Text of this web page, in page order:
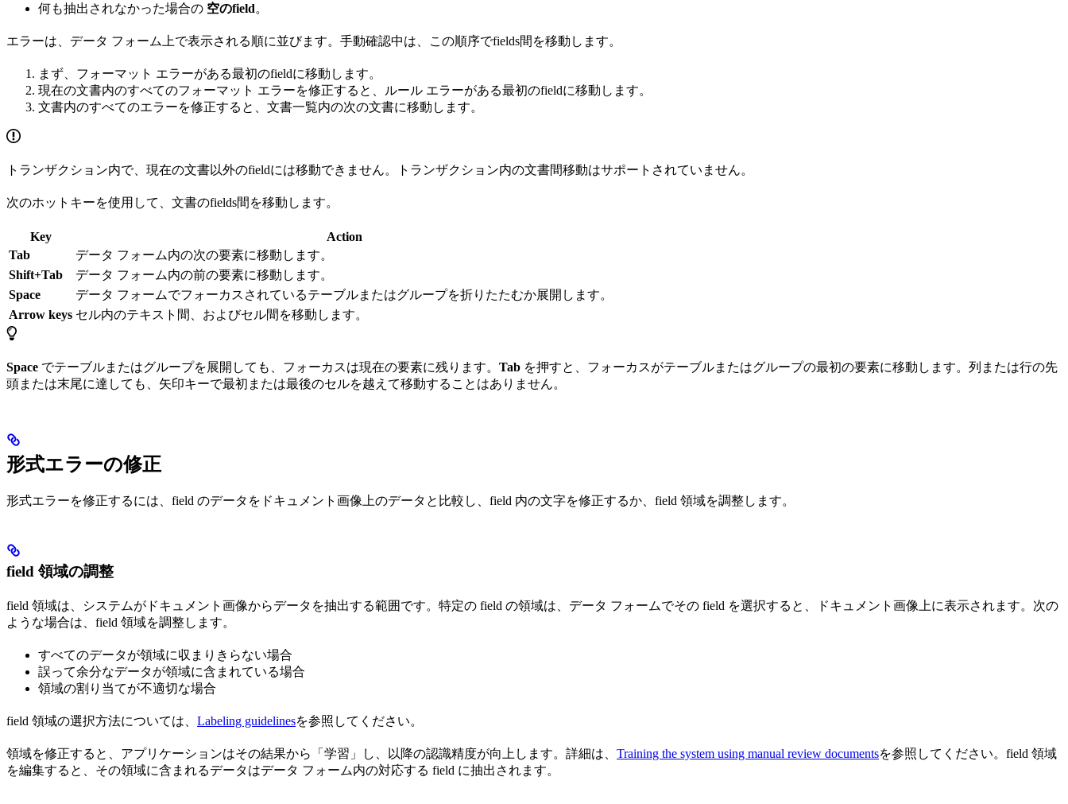
何も抽出されなかった場合の 空のfield。
エラーは、データ フォーム上で表示される順に並びます。手動確認中は、この順序でfields間を移動します。
まず、フォーマット エラーがある最初のfieldに移動します。
現在の文書内のすべてのフォーマット エラーを修正すると、ルール エラーがある最初のfieldに移動します。
文書内のすべてのエラーを修正すると、文書一覧内の次の文書に移動します。
トランザクション内で、現在の文書以外のfieldには移動できません。トランザクション内の文書間移動はサポートされていません。
次のホットキーを使用して、文書のfields間を移動します。
Key
Action
Tab
データ フォーム内の次の要素に移動します。
Shift+Tab
データ フォーム内の前の要素に移動します。
Space
データ フォームでフォーカスされているテーブルまたはグループを折りたたむか展開します。
Arrow keys セル内のテキスト間、およびセル間を移動します。
Space でテーブルまたはグループを展開しても、フォーカスは現在の要素に残ります。 Tab を押すと、フォーカスがテーブルまたはグループの最初の要素に移動します。列または行の先
頭または末尾に達しても、矢印キーで最初または最後のセルを越えて移動することはありません。
形式エラーの修正
形式エラーを修正するには、field のデータをドキュメント画像上のデータと比較し、field 内の文字を修正するか、field 領域を調整します。
field 領域の調整
field 領域は、システムがドキュメント画像からデータを抽出する範囲です。特定の field の領域は、データ フォームでその field を選択すると、ドキュメント画像上に表示されます。次の
ような場合は、field 領域を調整します。
すべてのデータが領域に収まりきらない場合
誤って余分なデータが領域に含まれている場合
領域の割り当てが不適切な場合
field 領域の選択方法については、 Labeling guidelinesを参照してください。
領域を修正すると、アプリケーションはその結果から「学習」し、以降の認識精度が向上します。詳細は、 Training the system using manual review documentsを参照してください。field 領域
を編集すると、その領域に含まれるデータはデータ フォーム内の対応する field に抽出されます。